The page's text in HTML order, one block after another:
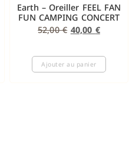
Earth – Oreiller FEEL FAN
FUN CAMPING CONCERT
52,00€ 40,00 €
Ajouter au panier